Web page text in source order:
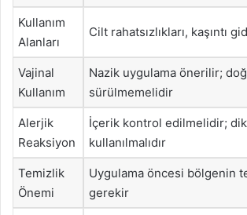
Kullanım
Alanları
Cilt rahatsızlıkları, kaşıntı
Vajinal
Kullanım
Nazik uygulama önerilir;
sürülmemelidir
Alerjik
Reaksiyon
İçerik kontrol edilmelidir;
kullanılmalıdır
Temizlik
Önemi
Uygulama öncesi bölgenin
gerekir